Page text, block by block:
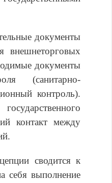
документы
внешнеторговых
документы
(санитарно-
контроль).
контакт между
сводится к
себя выполнение